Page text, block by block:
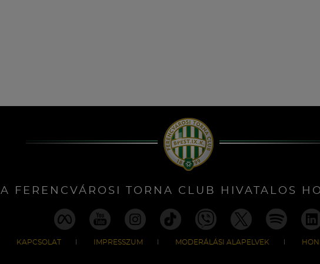
A FERENCVÁROSI TORNA CLUB HIVATALOS
KAPCSOLAT IMPRESSZUM MODERÁLÁSI ALAPELVEK